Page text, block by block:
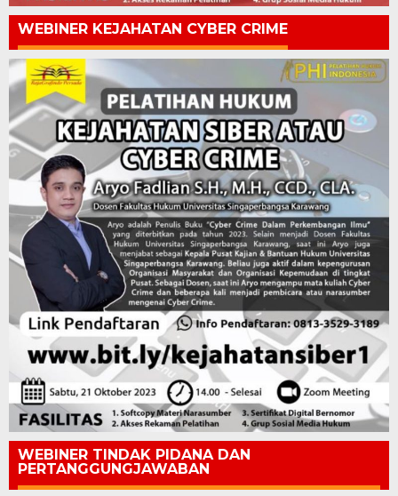
WEBINER KEJAHATAN CYBER CRIME
WEBINER TINDAK PIDANA DAN
PERTANGGUNGJAWABAN